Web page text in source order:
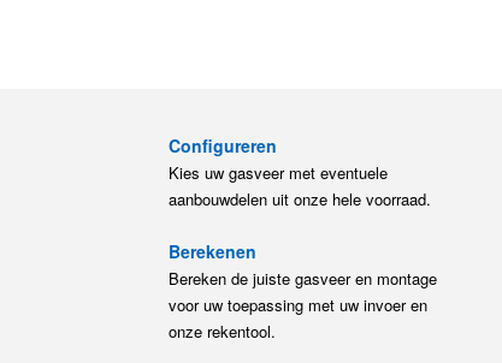
Configureren
Kies uw gasveer met eventuele
aanbouwdelen uit onze hele voorraad.
Berekenen
Bereken de juiste gasveer en montage
voor uw toepassing met uw invoer en
onze rekentool.